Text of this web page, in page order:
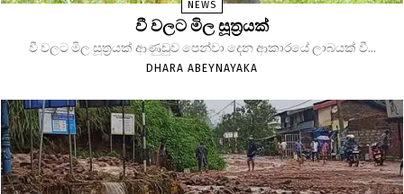
NEWS
වී වලට මිල සූත්‍රයක්
වී වලට මිල සූත්‍රයක් ආණුඩුව පෙන්වා දෙන ආකාරයේ ලාබයක් වී...
DHARA ABEYNAYAKA